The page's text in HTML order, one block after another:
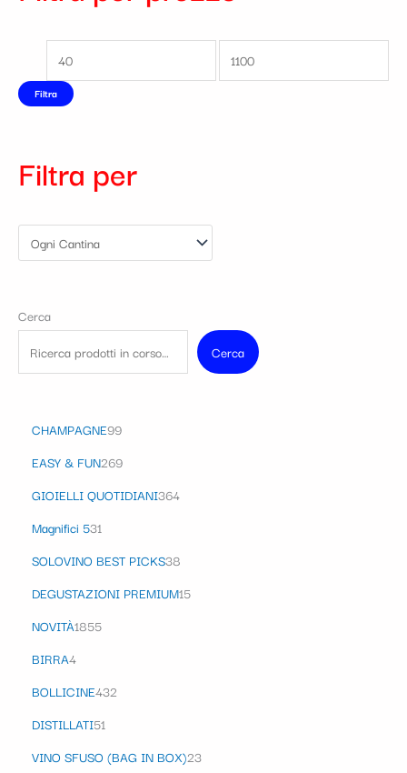
Filtra
Filtra per
Cerca
Cerca
CHAMPAGNE99
EASY & FUN269
GIOIELLI QUOTIDIANI364
Magnifici 531
SOLOVINO BEST PICKS38
DEGUSTAZIONI PREMIUM15
NOVITÀ1855
BIRRA4
BOLLICINE432
DISTILLATI51
VINO SFUSO (BAG IN BOX)23